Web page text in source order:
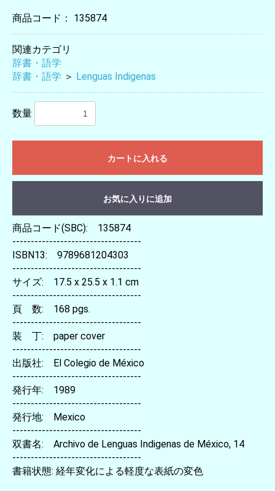
商品コード： 135874
関連カテゴリ
辞書・語学
辞書・語学 ＞ Lenguas Indigenas
数量
カートに入れる
お気に入りに追加
商品コード(SBC): 135874
-----------------------------------
ISBN13: 9789681204303
-----------------------------------
サイズ: 17.5 x 25.5 x 1.1 cm
-----------------------------------
頁 数: 168 pgs.
-----------------------------------
装 丁: paper cover
-----------------------------------
出版社: El Colegio de México
-----------------------------------
発行年: 1989
-----------------------------------
発行地: Mexico
-----------------------------------
双書名: Archivo de Lenguas Indigenas de México, 14
-----------------------------------
書籍状態: 経年変化による軽度な表紙の変色